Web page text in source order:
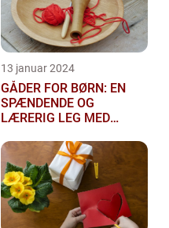
13 januar 2024
GÅDER FOR BØRN: EN
SPÆNDENDE OG
LÆRERIG LEG MED